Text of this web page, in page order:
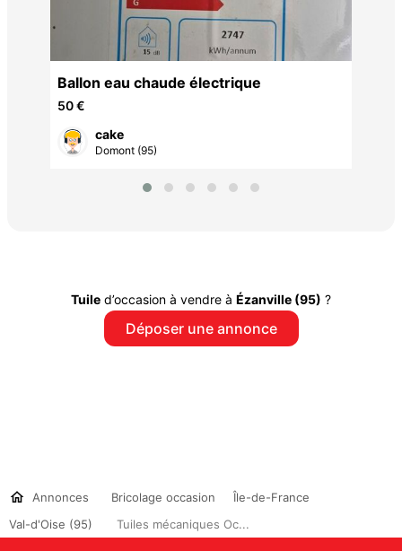
Ballon eau chaude électrique
50 €
cake
Domont (95)
Tuile d’occasion à vendre à Ézanville (95) ?
Déposer une annonce
Annonces Bricolage occasion
Île-de-France
Val-d'Oise (95)
Tuiles mécaniques Oc...